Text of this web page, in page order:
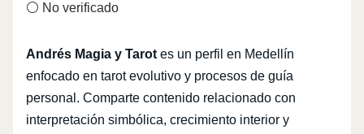
⚪ No verificado
Andrés Magia y Tarot es un perfil en Medellín
enfocado en tarot evolutivo y procesos de guía
personal. Comparte contenido relacionado con
interpretación simbólica, crecimiento interior y